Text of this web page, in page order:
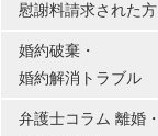
慰謝料請求された方
婚約破棄・
婚約解消トラブル
弁護士コラム 離婚・